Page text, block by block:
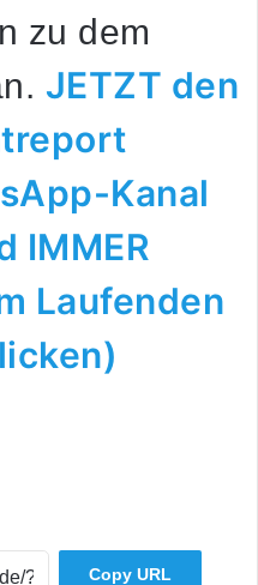
zu dem
JETZT den
Kanal
IMMER
Laufenden
Copy URL